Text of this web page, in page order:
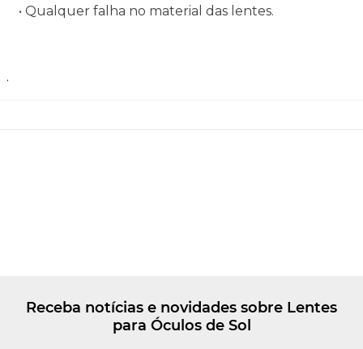
• Qualquer falha no material das lentes.
.
Receba notícias e novidades sobre Lentes
para Óculos de Sol